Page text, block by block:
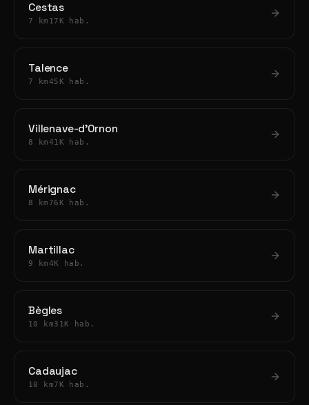
Cestas
7 km 17K hab.
Talence
7 km45K hab.
Villenave-d'Ornon
8 km41K hab.
Mérignac
8 km 76K hab.
Martillac
9 km4K hab.
Bègles
10 km31K hab.
Cadaujac
10 km7K hab.